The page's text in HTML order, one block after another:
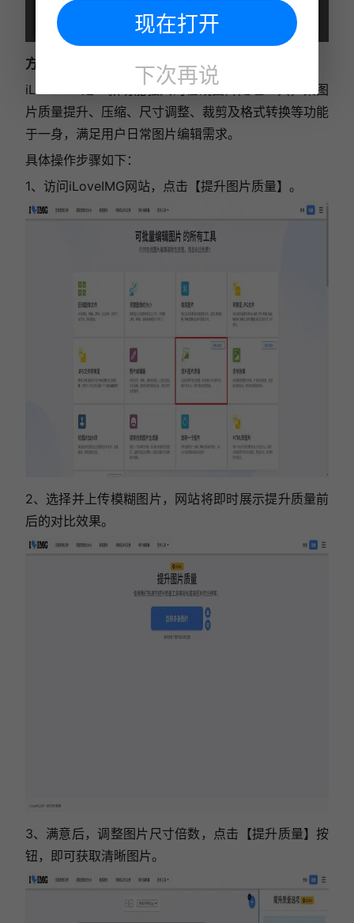
方法三：iLoveIMG
iLoveIMG是一款功能强大的在线图片处理工具，集图
片质量提升、压缩、尺寸调整、裁剪及格式转换等功能
于一身，满足用户日常图片编辑需求。
具体操作步骤如下：
1、访问iLoveIMG网站，点击【提升图片质量】。
2、 选择并上传模糊图片， 网站将即时展示提升质量前
后的对比效果。
3、满意后，调整图片尺寸倍数，点击【提升质量】按
钮，即可获取清晰图片。
现在打开
下次再说